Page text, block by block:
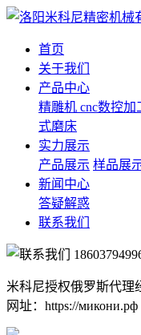
首页
关于我们
产品中心
精雕机 cnc数控加
式磨床
实力展示
产品展示 样品展
新闻中心
答疑解惑
联系我们
米科尼授权俄罗斯代理
网址：https://микони.рф